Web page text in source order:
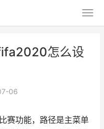
怎么设
06
赛功能，路径是主菜单